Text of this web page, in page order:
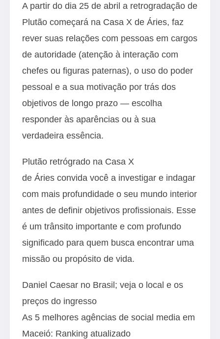
A partir do dia 25 de abril a retrogradação de
Plutão começará na Casa X de Áries, faz
rever suas relações com pessoas em cargos
de autoridade (atenção à interação com
chefes ou figuras paternas), o uso do poder
pessoal e a sua motivação por trás dos
objetivos de longo prazo — escolha
responder às aparências ou à sua
verdadeira essência.
Plutão retrógrado na Casa X
de Áries convida você a investigar e indagar
com mais profundidade o seu mundo interior
antes de definir objetivos profissionais. Esse
é um trânsito importante e com profundo
significado para quem busca encontrar uma
missão ou propósito de vida.
Daniel Caesar no Brasil; veja o local e os
preços do ingresso
As 5 melhores agências de social media em
Maceió: Ranking atualizado